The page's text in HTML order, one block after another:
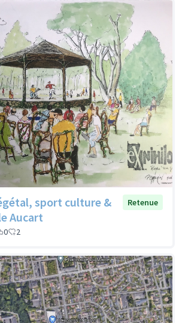
sport culture &
Aucart
Retenue
0 2